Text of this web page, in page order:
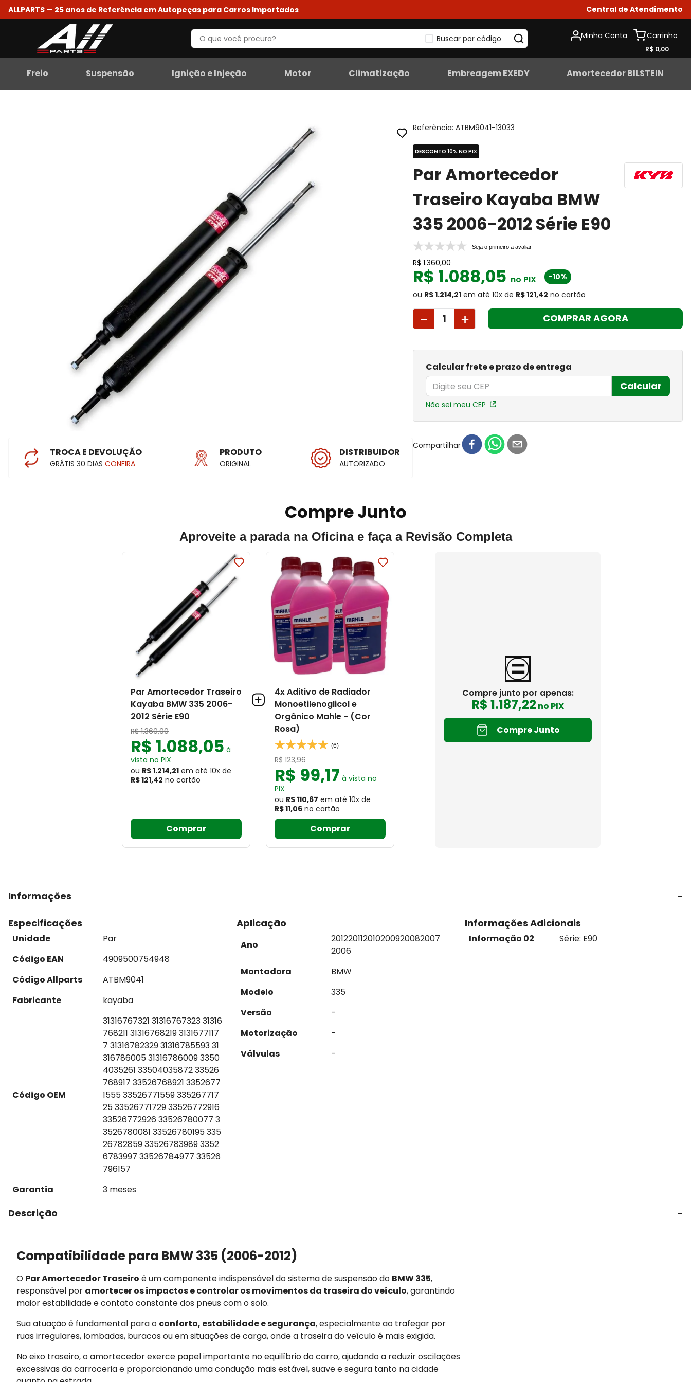
ALLPARTS — 25 anos de Referência em Autopeças para Carros Importados Central de Atendimento
Buscar por código Minha Conta
R$ 0,00
Freio Suspensão Ignição e Injeção Motor Climatização Embreagem EXEDY Amortecedor BILSTEIN
TROCA E DEVOLUÇÃO
GRÁTIS 30 DIAS CONFIRA
PRODUTO
ORIGINAL
DISTRIBUIDOR
AUTORIZADO
Referência:ATBM9041-13033
DESCONTO 10% NO PIX
Par Amortecedor
Traseiro Kayaba BMW
335 2006-2012 Série E90
Seja o primeiro a avaliar
R$ 1.360,00
R$ 1.088,05 no PIX
-10%
ou R$ 1.214,21 em até 10x de R$ 121,42 no cartão
＋
－ COMPRAR AGORA
Calcular frete e prazo de entrega
Calcular
Não sei meu CEP
Compartilhar
Compre Junto
Aproveite a parada na Oficina e faça a Revisão Completa
Par Amortecedor Traseiro
Kayaba BMW 335 2006-
2012 Série E90
R$ 1.360,00
R$ 1.088,05 à
vista no PIX
ou R$ 1.214,21 em até 10x de
R$ 121,42 no cartão
Comprar
4x Aditivo de Radiador
Monoetilenoglicol e
Orgânico Mahle - (Cor
Rosa)
(6)
R$ 123,96
R$ 99,17 à vista no
PIX
ou R$ 110,67 em até 10x de
R$ 11,06 no cartão
Comprar
Compre junto por apenas:
R$ 1.187,22 no PIX
Compre Junto
Informações
Especificações
Unidade
Par
Código EAN
4909500754948
Código Allparts
ATBM9041
Fabricante
kayaba
Código OEM
31316767321 31316767323 31316
768211 31316768219 3131677117
7 31316782329 31316785593 31
316786005 31316786009 3350
4035261 33504035872 33526
768917 33526768921 3352677
1555 33526771559 335267717
25 33526771729 33526772916
33526772926 33526780077 3
3526780081 33526780195 335
26782859 33526783989 3352
6783997 33526784977 33526
796157
Garantia
3 meses
Aplicação
Ano
201220112010200920082007
2006
Montadora
BMW
Modelo
335
Versão
-
Motorização
-
Válvulas
-
Informações Adicionais
Informação 02 Série: E90
Descrição
Compatibilidade para BMW 335 (2006-2012)
O Par Amortecedor Traseiro é um componente indispensável do sistema de suspensão do BMW 335,
responsável por amortecer os impactos e controlar os movimentos da traseira do veículo, garantindo
maior estabilidade e contato constante dos pneus com o solo.
Sua atuação é fundamental para o conforto, estabilidade e segurança, especialmente ao trafegar por
ruas irregulares, lombadas, buracos ou em situações de carga, onde a traseira do veículo é mais exigida.
No eixo traseiro, o amortecedor exerce papel importante no equilíbrio do carro, ajudando a reduzir oscilações
excessivas da carroceria e proporcionando uma condução mais estável, suave e segura tanto na cidade